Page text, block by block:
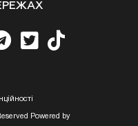
Powered by